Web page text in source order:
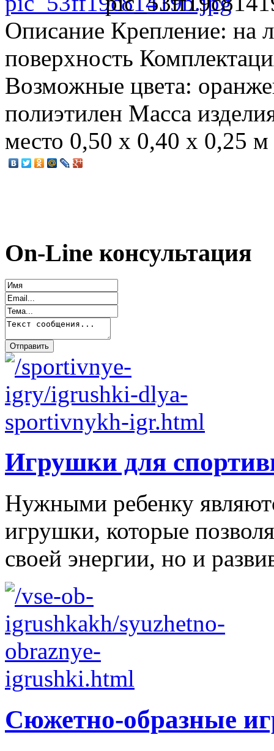
Описание Крепление: на
поверхность
Возможные цвета:
полиэтилен Масса
место 0,50 х 0,40 х 0,25 м
On-Line консультация
Игрушки для
Нужными ребенку
игрушки, которые
своей энергии, но и
Сюжетно-образные